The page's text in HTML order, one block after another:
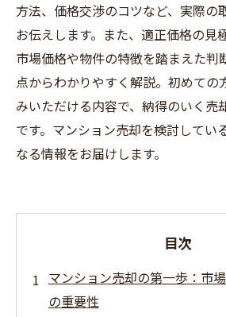
方法、価格交渉のコツなど、実際の
お伝えします。また、適正価格の見
市場価格や物件の特徴を踏まえた判
点からわかりやすく解説。初めての
みいただける内容で、納得のいく売
です。マンション売却を検討してい
なる情報をお届けします。
目次
マンション売却の第一歩：市
の重要性